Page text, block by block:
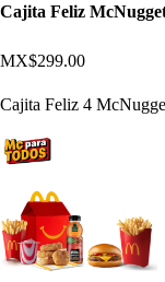
Cajita Feliz
MX$299.00
Cajita Feliz 4